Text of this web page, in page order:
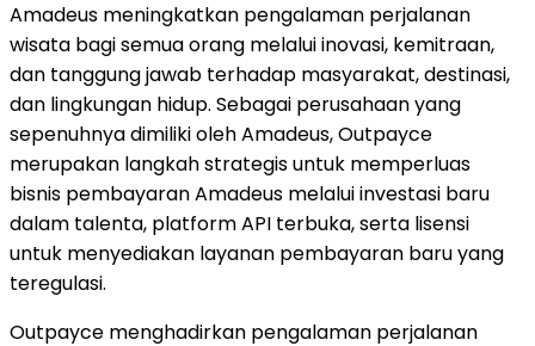
Amadeus meningkatkan pengalaman perjalanan
wisata bagi semua orang melalui inovasi, kemitraan,
dan tanggung jawab terhadap masyarakat, destinasi,
dan lingkungan hidup. Sebagai perusahaan yang
sepenuhnya dimiliki oleh Amadeus, Outpayce
merupakan langkah strategis untuk memperluas
bisnis pembayaran Amadeus melalui investasi baru
dalam talenta, platform API terbuka, serta lisensi
untuk menyediakan layanan pembayaran baru yang
teregulasi.
Outpayce menghadirkan pengalaman perjalanan